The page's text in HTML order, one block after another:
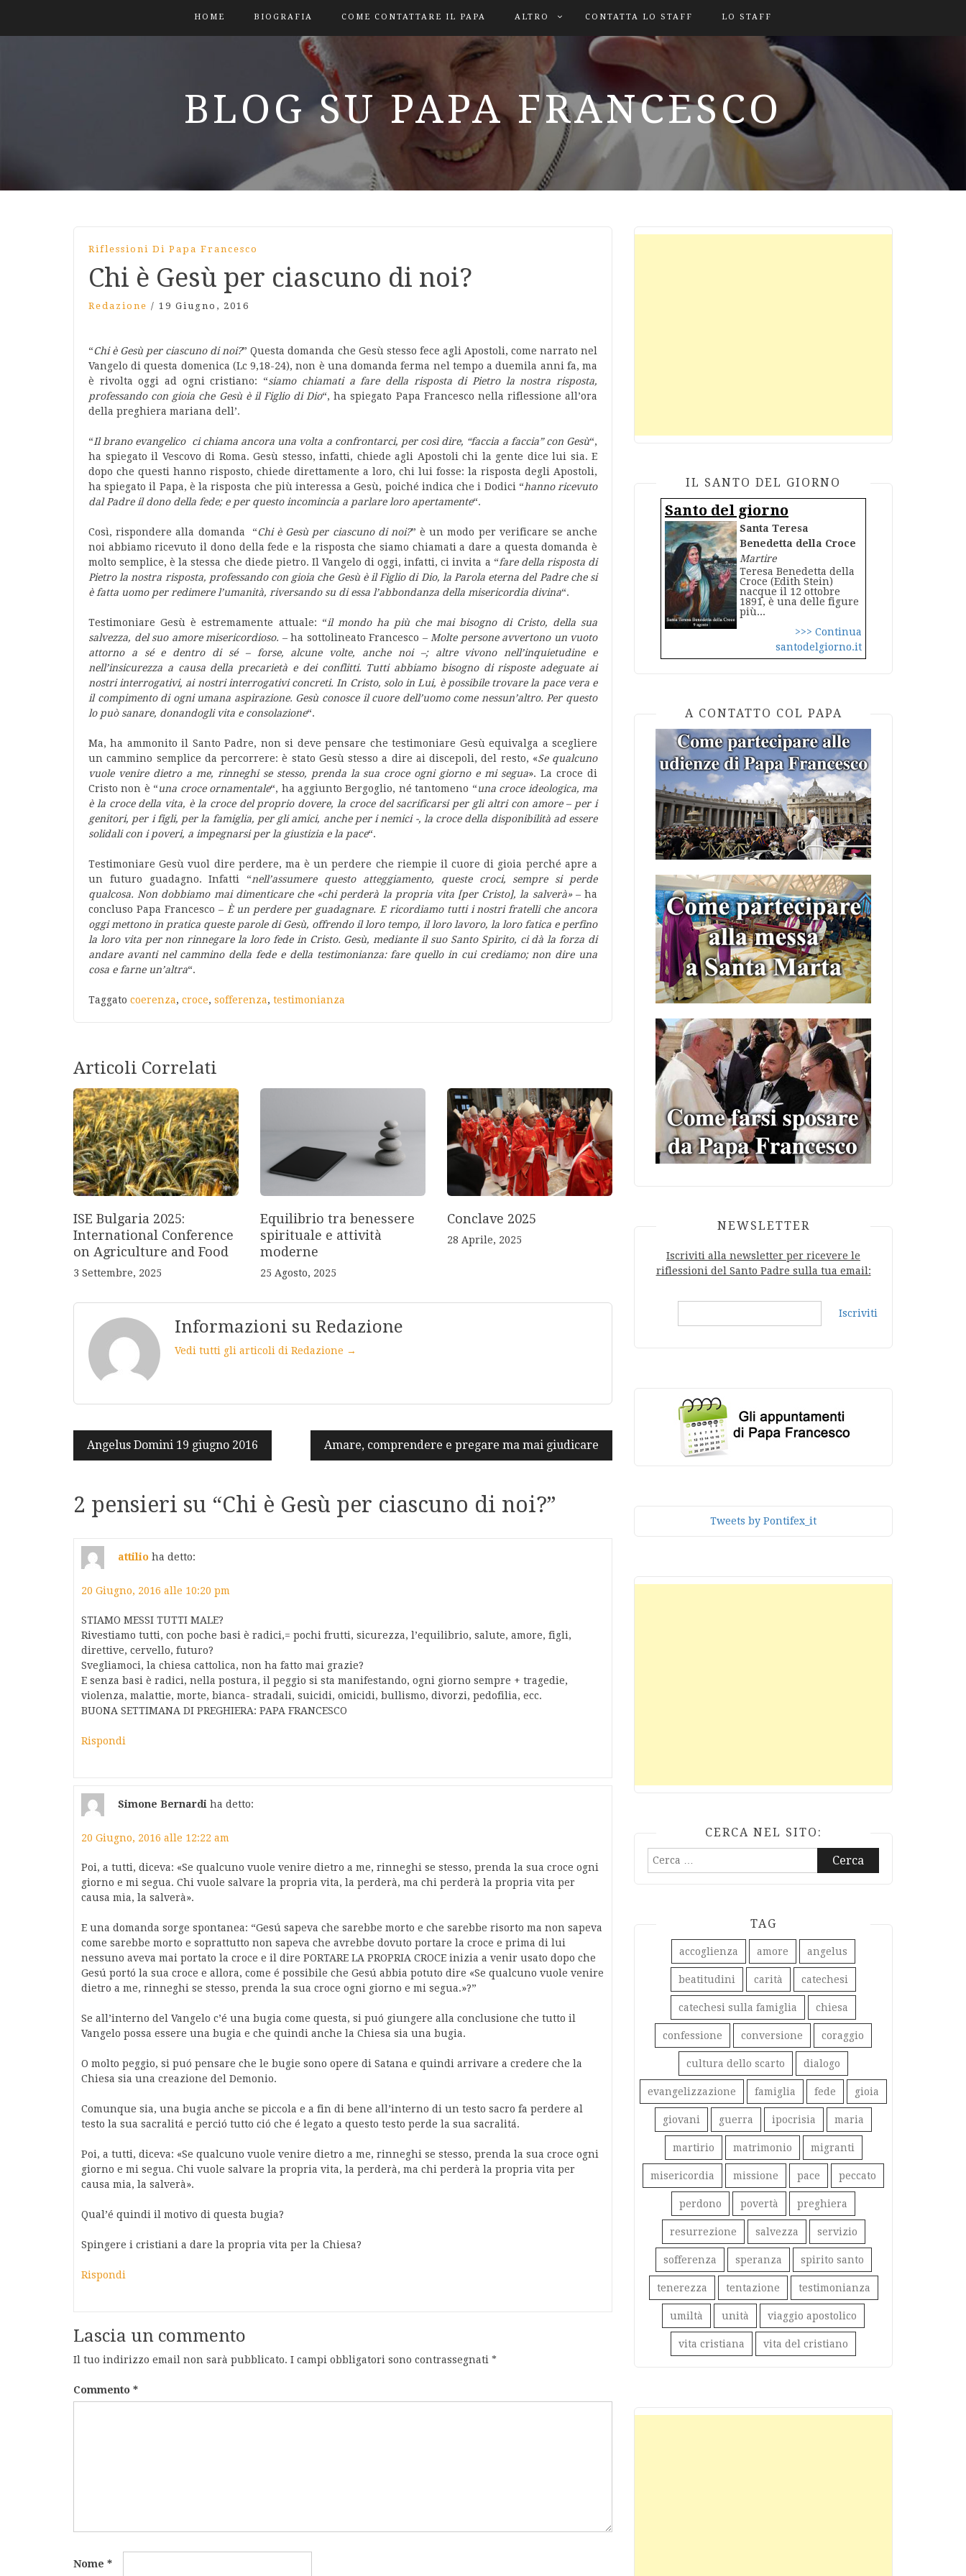
HOME BIOGRAFIA COME CONTATTARE IL PAPA ALTRO CONTATTA LO STAFF LO STAFF
BLOG SU PAPA FRANCESCO
Riflessioni Di Papa Francesco
Chi è Gesù per ciascuno di noi?
Redazione / 19 Giugno, 2016
“Chi è Gesù per ciascuno di noi?” Questa domanda che Gesù stesso fece agli Apostoli, come narrato nel
Vangelo di questa domenica (Lc 9,18-24), non è una domanda ferma nel tempo a duemila anni fa, ma
è rivolta oggi ad ogni cristiano: “siamo chiamati a fare della risposta di Pietro la nostra risposta,
professando con gioia che Gesù è il Figlio di Dio“, ha spiegato Papa Francesco nella riflessione all’ora
della preghiera mariana dell’.
“Il brano evangelico ci chiama ancora una volta a confrontarci, per così dire, “faccia a faccia” con Gesù“,
ha spiegato il Vescovo di Roma. Gesù stesso, infatti, chiede agli Apostoli chi la gente dice lui sia. E
dopo che questi hanno risposto, chiede direttamente a loro, chi lui fosse: la risposta degli Apostoli,
ha spiegato il Papa, è la risposta che più interessa a Gesù, poiché indica che i Dodici “hanno ricevuto
dal Padre il dono della fede; e per questo incomincia a parlare loro apertamente“.
Così, rispondere alla domanda “Chi è Gesù per ciascuno di noi?” è un modo per verificare se anche
noi abbiamo ricevuto il dono della fede e la risposta che siamo chiamati a dare a questa domanda è
molto semplice, è la stessa che diede pietro. Il Vangelo di oggi, infatti, ci invita a “fare della risposta di
Pietro la nostra risposta, professando con gioia che Gesù è il Figlio di Dio, la Parola eterna del Padre che si
è fatta uomo per redimere l’umanità, riversando su di essa l’abbondanza della misericordia divina“.
Testimoniare Gesù è estremamente attuale: “il mondo ha più che mai bisogno di Cristo, della sua
salvezza, del suo amore misericordioso. – ha sottolineato Francesco – Molte persone avvertono un vuoto
attorno a sé e dentro di sé – forse, alcune volte, anche noi –; altre vivono nell’inquietudine e
nell’insicurezza a causa della precarietà e dei conflitti. Tutti abbiamo bisogno di risposte adeguate ai
nostri interrogativi, ai nostri interrogativi concreti. In Cristo, solo in Lui, è possibile trovare la pace vera e
il compimento di ogni umana aspirazione. Gesù conosce il cuore dell’uomo come nessun’altro. Per questo
lo può sanare, donandogli vita e consolazione“.
Ma, ha ammonito il Santo Padre, non si deve pensare che testimoniare Gesù equivalga a scegliere
un cammino semplice da percorrere: è stato Gesù stesso a dire ai discepoli, del resto, «Se qualcuno
vuole venire dietro a me, rinneghi se stesso, prenda la sua croce ogni giorno e mi segua». La croce di
Cristo non è “una croce ornamentale“, ha aggiunto Bergoglio, né tantomeno “una croce ideologica, ma
è la croce della vita, è la croce del proprio dovere, la croce del sacrificarsi per gli altri con amore – per i
genitori, per i figli, per la famiglia, per gli amici, anche per i nemici -, la croce della disponibilità ad essere
solidali con i poveri, a impegnarsi per la giustizia e la pace“.
Testimoniare Gesù vuol dire perdere, ma è un perdere che riempie il cuore di gioia perché apre a
un futuro guadagno. Infatti “nell’assumere questo atteggiamento, queste croci, sempre si perde
qualcosa. Non dobbiamo mai dimenticare che «chi perderà la propria vita [per Cristo], la salverà»– ha
concluso Papa Francesco –È un perdere per guadagnare. E ricordiamo tutti i nostri fratelli che ancora
oggi mettono in pratica queste parole di Gesù, offrendo il loro tempo, il loro lavoro, la loro fatica e perfino
la loro vita per non rinnegare la loro fede in Cristo. Gesù, mediante il suo Santo Spirito, ci dà la forza di
andare avanti nel cammino della fede e della testimonianza: fare quello in cui crediamo; non dire una
cosa e farne un’altra“.
Taggato coerenza, croce, sofferenza, testimonianza
Articoli Correlati
ISE Bulgaria 2025:
International Conference
on Agriculture and Food
3 Settembre, 2025
Equilibrio tra benessere
spirituale e attività
moderne
25 Agosto, 2025
Conclave 2025
28 Aprile, 2025
Informazioni su Redazione
Vedi tutti gli articoli di Redazione →
Navigazione
articoli
Angelus Domini 19 giugno 2016 Amare, comprendere e pregare ma mai giudicare
2 pensieri su “Chi è Gesù per ciascuno di noi?”
attilio ha detto:
20 Giugno, 2016 alle 10:20 pm
STIAMO MESSI TUTTI MALE?
Rivestiamo tutti, con poche basi è radici,= pochi frutti, sicurezza, l’equilibrio, salute, amore, figli,
direttive, cervello, futuro?
Svegliamoci, la chiesa cattolica, non ha fatto mai grazie?
E senza basi è radici, nella postura, il peggio si sta manifestando, ogni giorno sempre + tragedie,
violenza, malattie, morte, bianca- stradali, suicidi, omicidi, bullismo, divorzi, pedofilia, ecc.
BUONA SETTIMANA DI PREGHIERA: PAPA FRANCESCO
Rispondi
Simone Bernardi ha detto:
20 Giugno, 2016 alle 12:22 am
Poi, a tutti, diceva: «Se qualcuno vuole venire dietro a me, rinneghi se stesso, prenda la sua croce ogni
giorno e mi segua. Chi vuole salvare la propria vita, la perderà, ma chi perderà la propria vita per
causa mia, la salverà».
E una domanda sorge spontanea: “Gesú sapeva che sarebbe morto e che sarebbe risorto ma non sapeva
come sarebbe morto e soprattutto non sapeva che avrebbe dovuto portare la croce e prima di lui
nessuno aveva mai portato la croce e il dire PORTARE LA PROPRIA CROCE inizia a venir usato dopo che
Gesú portó la sua croce e allora, come é possibile che Gesú abbia potuto dire «Se qualcuno vuole venire
dietro a me, rinneghi se stesso, prenda la sua croce ogni giorno e mi segua.»?”
Se all’interno del Vangelo c’é una bugia come questa, si puó giungere alla conclusione che tutto il
Vangelo possa essere una bugia e che quindi anche la Chiesa sia una bugia.
O molto peggio, si puó pensare che le bugie sono opere di Satana e quindi arrivare a credere che la
Chiesa sia una creazione del Demonio.
Comunque sia, una bugia anche se piccola e a fin di bene all’interno di un testo sacro fa perdere al
testo la sua sacralitá e perció tutto ció che é legato a questo testo perde la sua sacralitá.
Poi, a tutti, diceva: «Se qualcuno vuole venire dietro a me, rinneghi se stesso, prenda la sua croce ogni
giorno e mi segua. Chi vuole salvare la propria vita, la perderà, ma chi perderà la propria vita per
causa mia, la salverà».
Qual’é quindi il motivo di questa bugia?
Spingere i cristiani a dare la propria vita per la Chiesa?
Rispondi
Lascia un commento
Il tuo indirizzo email non sarà pubblicato. I campi obbligatori sono contrassegnati *
Commento *
Nome *
IL SANTO DEL GIORNO
Santo del giorno
Santa Teresa
Benedetta della Croce
Martire
Teresa Benedetta della
Croce (Edith Stein)
nacque il 12 ottobre
1891, è una delle figure
più...
>>> Continua
santodelgiorno.it
A CONTATTO COL PAPA
NEWSLETTER
Iscriviti alla newsletter per ricevere le
riflessioni del Santo Padre sulla tua email:
Iscriviti
Tweets by Pontifex_it
CERCA NEL SITO:
Ricerca
TAG
accoglienza amore angelus
beatitudini carità catechesi
catechesi sulla famiglia chiesa
confessione conversione coraggio
cultura dello scarto dialogo
evangelizzazione famiglia fede gioia
giovani guerra ipocrisia maria
martirio matrimonio migranti
misericordia missione pace peccato
perdono povertà preghiera
resurrezione salvezza servizio
sofferenza speranza spirito santo
tenerezza tentazione testimonianza
umiltà unità viaggio apostolico
vita cristiana vita del cristiano